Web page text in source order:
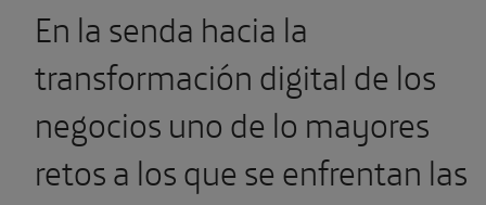
En la senda hacia la
transformación digital de los
negocios uno de lo mayores
retos a los que se enfrentan las